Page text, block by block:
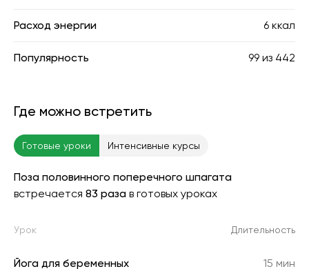
Расход энергии 6 ккал
Популярность 99 из 442
Где можно встретить
Готовые уроки Интенсивные курсы
Поза половинного поперечного шпагата
встречается 83 раза в готовых уроках
Урок Длительность
Йога для беременных 15 мин